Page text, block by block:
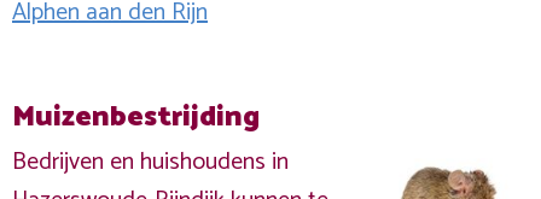
Alphen aan den Rijn
Muizenbestrijding
Bedrijven en huishoudens in